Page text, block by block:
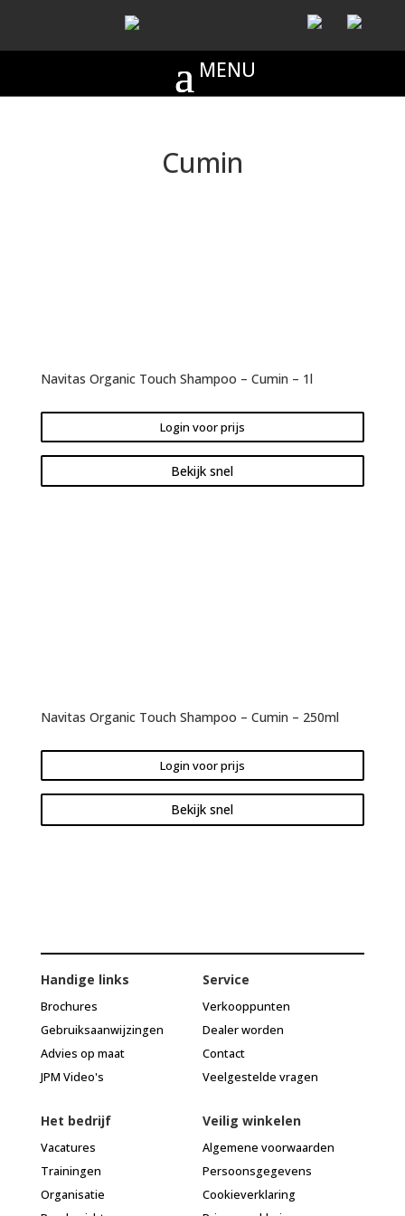
Cumin
Navitas Organic Touch Shampoo – Cumin – 1l
Login voor prijs
Bekijk snel
Navitas Organic Touch Shampoo – Cumin – 250ml
Login voor prijs
Bekijk snel
Handige links
Brochures
Gebruiksaanwijzingen
Advies op maat
JPM Video's
Service
Verkooppunten
Dealer worden
Contact
Veelgestelde vragen
Het bedrijf
Vacatures
Trainingen
Organisatie
Veilig winkelen
Algemene voorwaarden
Persoonsgegevens
Cookieverklaring